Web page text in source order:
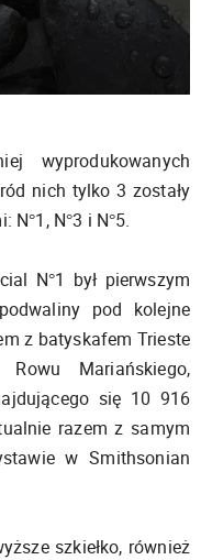
wyprodukowanych
nich tylko 3 zostały
N°3 i N°5.
N°1 był pierwszym
pod kolejne
z batyskafem Trieste
Mariańskiego,
się 10 916
razem z samym
w Smithsonian
szkiełko, również